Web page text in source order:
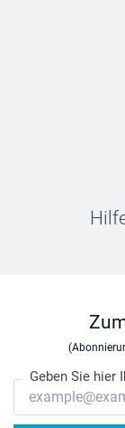
Geben Sie hier